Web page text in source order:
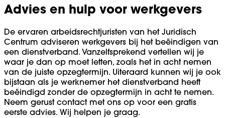
Advies en hulp voor werkgevers
De ervaren arbeidsrechtjuristen van het Juridisch
Centrum adviseren werkgevers bij het beëindigen van
een dienstverband. Vanzelfsprekend vertellen wij je
waar je dan op moet letten, zoals het in acht nemen
van de juiste opzegtermijn. Uiteraard kunnen wij je ook
bijstaan als je werknemer het dienstverband heeft
beëindigd zonder de opzegtermijn in acht te nemen.
Neem gerust contact met ons op voor een gratis
eerste advies. Wij helpen je graag.